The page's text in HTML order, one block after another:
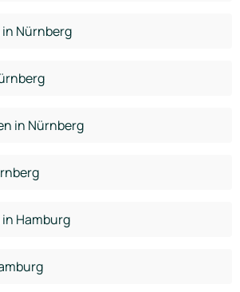
Nürnberg
in Nürnberg
Hamburg